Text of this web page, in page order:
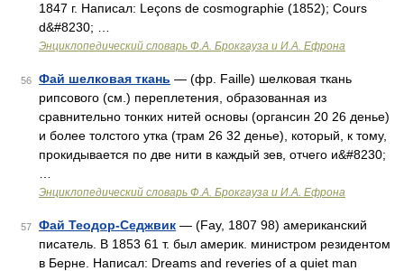
1847 г. Написал: Leçons de cosmographie (1852); Cours
d&#8230; …
Энциклопедический словарь Ф.А. Брокгауза и И.А. Ефрона
56 Фай шелковая ткань — (фр. Faille) шелковая ткань
рипсового (см.) переплетения, образованная из
сравнительно тонких нитей основы (органсин 20 26 денье)
и более толстого утка (трам 26 32 денье), который, к тому,
прокидывается по две нити в каждый зев, отчего и&#8230;
Энциклопедический словарь Ф.А. Брокгауза и И.А. Ефрона
57 Фай Теодор-Седжвик — (Fay, 1807 98) американский
писатель. В 1853 61 т. был америк. министром резидентом
в Берне. Написал: Dreams and reveries of a quiet man